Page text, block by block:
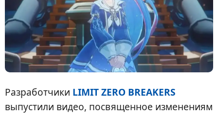
Разработчики LIMIT ZERO BREAKERS
выпустили видео, посвященное изменениям